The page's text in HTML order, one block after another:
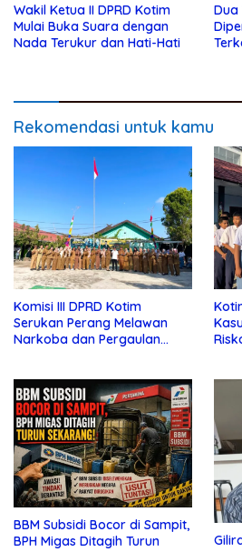
Wakil Ketua II DPRD Kotim
Mulai Buka Suara dengan
Nada Terukur dan Hati-Hati
Dua
Rekomendasi untuk kamu
Komisi III DPRD Kotim
Serukan Perang Melawan
Narkoba dan Pergaulan
BBM Subsidi Bocor di Sampit,
BPH Migas Ditagih Turun